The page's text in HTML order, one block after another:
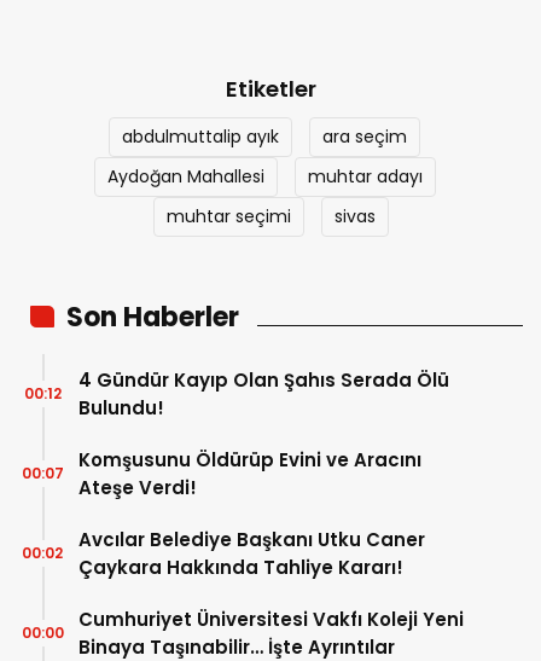
Etiketler
abdulmuttalip ayık
ara seçim
Aydoğan Mahallesi
muhtar adayı
muhtar seçimi
sivas
Son Haberler
4 Gündür Kayıp Olan Şahıs Serada Ölü
Bulundu!
00:12
Komşusunu Öldürüp Evini ve Aracını
Ateşe Verdi!
00:07
Avcılar Belediye Başkanı Utku Caner
Çaykara Hakkında Tahliye Kararı!
00:02
Cumhuriyet Üniversitesi Vakfı Koleji Yeni
Binaya Taşınabilir… İşte Ayrıntılar
00:00